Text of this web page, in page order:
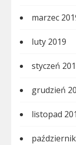
marzec
luty 2019
styczeń
grudzień
listopad